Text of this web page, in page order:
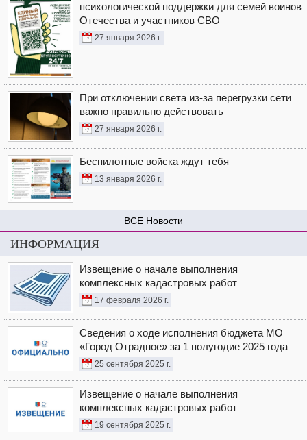
психологической поддержки для семей воинов
Отечества и участников СВО
27 января 2026 г.
При отключении света из-за перегрузки сети
важно правильно действовать
27 января 2026 г.
Беспилотные войска ждут тебя
13 января 2026 г.
Новости
ИНФОРМАЦИЯ
Извещение о начале выполнения
комплексных кадастровых работ
17 февраля 2026 г.
Сведения о ходе исполнения бюджета МО
«Город Отрадное» за 1 полугодие 2025 года
25 сентября 2025 г.
Извещение о начале выполнения
комплексных кадастровых работ
19 сентября 2025 г.